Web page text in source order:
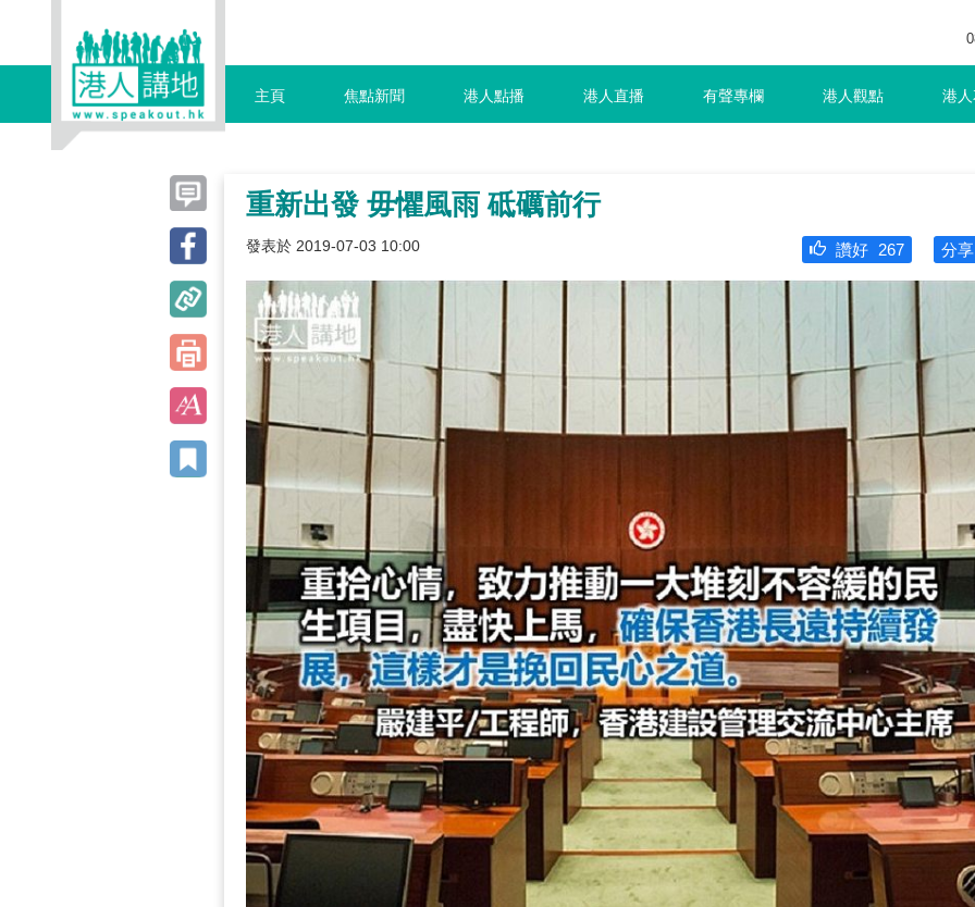
主頁 焦點新聞 港人點播 港人直播 有聲專欄 港人觀點 港
重新出發 毋懼風雨 砥礪前行
發表於 2019-07-03 10:00 分享
讚好 267